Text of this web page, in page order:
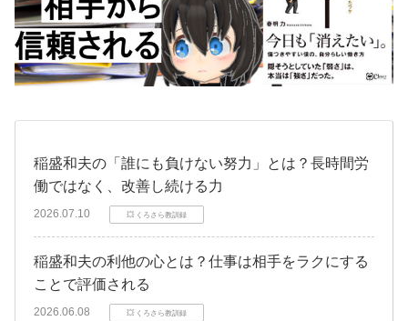
稲盛和夫の「誰にも負けない努力」とは？長時間労
働ではなく、改善し続ける力
2026.07.10 💥 くろさら教訓録
稲盛和夫の利他の心とは？仕事は相手をラクにする
ことで評価される
2026.06.08 💥 くろさら教訓録